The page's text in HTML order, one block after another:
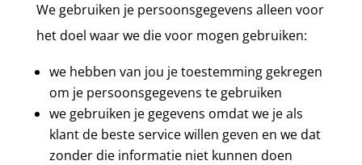
We gebruiken je persoonsgegevens alleen voor
het doel waar we die voor mogen gebruiken:
we hebben van jou je toestemming gekregen
om je persoonsgegevens te gebruiken
we gebruiken je gegevens omdat we je als
klant de beste service willen geven en we dat
zonder die informatie niet kunnen doen